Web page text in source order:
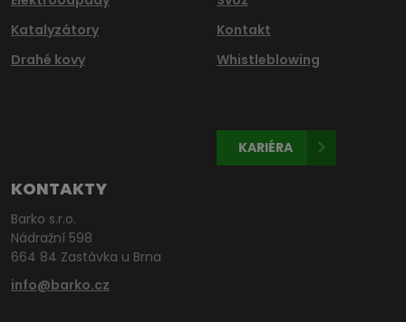
Katalyzátory
Drahé kovy
Kontakt
Whistleblowing
KARIÉRA
KONTAKTY
Barko s.r.o.
Nádražní 598
664 84 Zastávka u Brna
info@barko.cz